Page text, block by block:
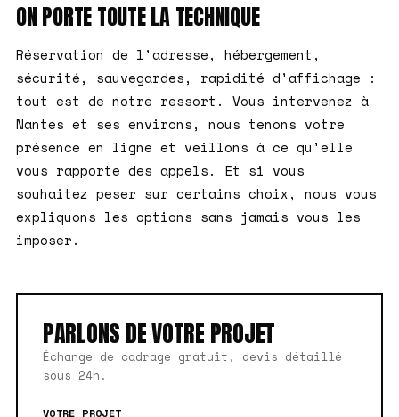
ON PORTE TOUTE LA TECHNIQUE
Réservation de l'adresse, hébergement,
sécurité, sauvegardes, rapidité d'affichage :
tout est de notre ressort. Vous intervenez à
Nantes et ses environs, nous tenons votre
présence en ligne et veillons à ce qu'elle
vous rapporte des appels. Et si vous
souhaitez peser sur certains choix, nous vous
expliquons les options sans jamais vous les
imposer.
PARLONS DE VOTRE PROJET
Échange de cadrage gratuit, devis détaillé
sous 24h.
VOTRE PROJET